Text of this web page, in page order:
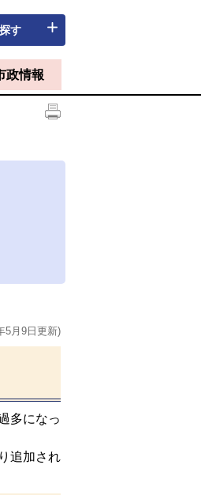
探す
政情報
5月9日更新)
多になっ
追加され